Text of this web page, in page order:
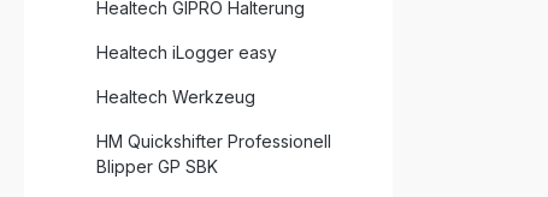
Healtech GIPRO Halterung
Healtech iLogger easy
Healtech Werkzeug
HM Quickshifter Professionell
Blipper GP SBK